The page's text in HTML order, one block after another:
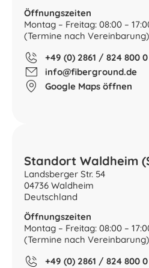
Öffnungszeiten
Montag – Freitag: 08:00 –
(Termine nach Vereinbarung)
+49 (0) 2861 / 824 800 0
info@fiberground.de
Google Maps öffnen
Standort Waldheim
Landsberger Str. 54
04736 Waldheim
Deutschland
Öffnungszeiten
Montag – Freitag: 08:00 –
(Termine nach Vereinbarung)
+49 (0) 2861 / 824 800 0